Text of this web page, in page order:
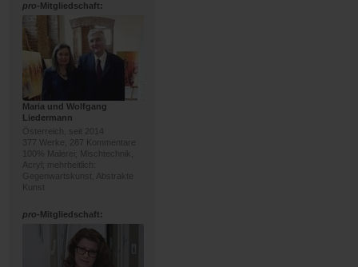
pro-Mitgliedschaft:
Maria und Wolfgang
Liedermann
Österreich, seit 2014
377 Werke, 287 Kommentare
100% Malerei; Mischtechnik,
Acryl; mehrheitlich:
Gegenwartskunst, Abstrakte
Kunst
pro-Mitgliedschaft: